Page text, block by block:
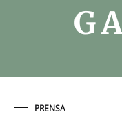
PRENSA